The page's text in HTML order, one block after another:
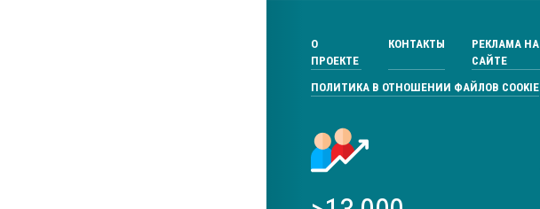
О
ПРОЕКТЕ
КОНТАКТЫ
РЕКЛАМА НА
САЙТЕ
ПОЛИТИКА В ОТНОШЕНИИ ФАЙЛОВ COOKIE